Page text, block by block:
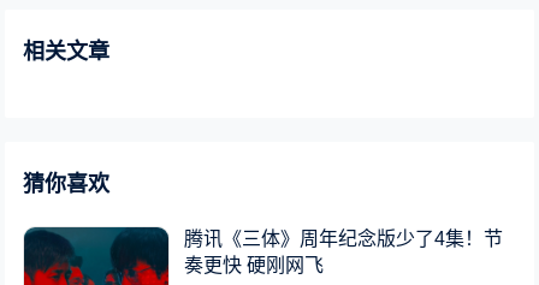
相关文章
猜你喜欢
腾讯《三体》周年纪念版少了4集！节
奏更快 硬刚网飞